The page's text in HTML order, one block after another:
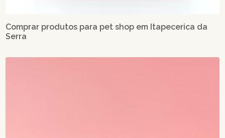
Comprar produtos para pet shop em Itapecerica da
Serra